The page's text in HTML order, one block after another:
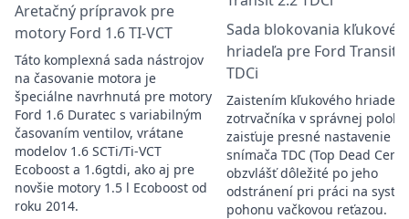
Aretačný prípravok pre
motory Ford 1.6 TI-VCT
Táto komplexná sada nástrojov
na časovanie motora je
špeciálne navrhnutá pre motory
Ford 1.6 Duratec s variabilným
časovaním ventilov, vrátane
modelov 1.6 SCTi/Ti-VCT
Ecoboost a 1.6gtdi, ako aj pre
novšie motory 1.5 l Ecoboost od
roku 2014.
Sada blokovania
hriadeľa pre Ford Transit
TDCi
Zaistením kľukového hriadeľa
zotrvačníka v správnej polohe
zaisťuje presné nastavenie
snímača TDC (Top Dead
obzvlášť dôležité po jeho
odstránení pri práci na
pohonu vačkovou reťazou.